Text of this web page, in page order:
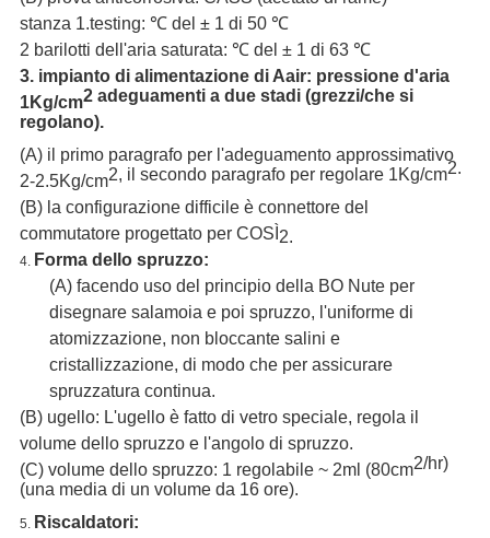
stanza 1.testing: ℃ del ± 1 di 50 ℃
2 barilotti dell'aria saturata: ℃ del ± 1 di 63 ℃
3. impianto di alimentazione di Aair: pressione d'aria
1Kg/cm2 adeguamenti a due stadi (grezzi/che si
regolano).
(A) il primo paragrafo per l'adeguamento approssimativo
2-2.5Kg/cm2, il secondo paragrafo per regolare 1Kg/cm2.
(B) la configurazione difficile è connettore del
commutatore progettato per COSÌ 2.
4. Forma dello spruzzo:
(A) facendo uso del principio della BO Nute per
disegnare salamoia e poi spruzzo, l'uniforme di
atomizzazione, non bloccante salini e
cristallizzazione, di modo che per assicurare
spruzzatura continua.
(B) ugello: L'ugello è fatto di vetro speciale, regola il
volume dello spruzzo e l'angolo di spruzzo.
(C) volume dello spruzzo: 1 regolabile ~ 2ml (80cm2/hr)
(una media di un volume da 16 ore).
5. Riscaldatori: